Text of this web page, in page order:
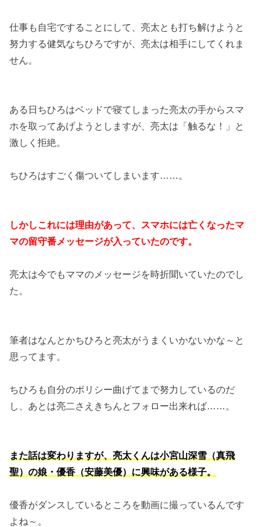
仕事も自宅ですることにして、亮太とも打ち解けようと
努力する健気なちひろですが、亮太は相手にしてくれま
せん。
ある日ちひろはベッドで寝てしまった亮太の手からスマ
ホを取ってあげようとしますが、亮太は「触るな！」と
激しく拒絶。
ちひろはすごく傷ついてしまいます……。
しかしこれには理由があって、スマホには亡くなったマ
マの留守番メッセージが入っていたのです。
亮太は今でもママのメッセージを時折聞いていたのでし
た。
筆者はなんとかちひろと亮太がうまくいかないかな～と
思ってます。
ちひろも自分のポリシー曲げてまで努力しているのだ
し、あとは亮二さえきちんとフォロー出来れば……。
また話は変わりますが、亮太くんは小宮山深雪（真飛
聖）の娘・優香（安藤美優）に興味がある様子。
優香がダンスしているところを動画に撮っているんです
よね～。